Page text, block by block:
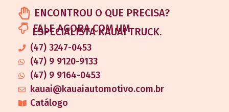
ENCONTROU O QUE PRECISA?
FALE AGORA COM UM
ESPECIALISTA KAUAI TRUCK.
(47) 3247-0453
(47) 9 9120-9133
(47) 9 9164-0453
kauai@kauaiautomotivo.com.br
Catálogo